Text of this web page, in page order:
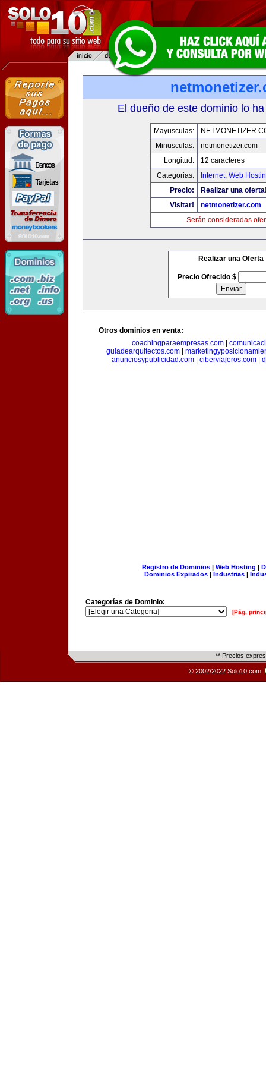
El dueño de este dominio lo
Mayusculas:
Minusculas:
netmonetizer.com
Longitud:
12 caracteres
Categorias:
Internet, Web
Precio:
Realizar una
Visitar!
netmonetizer.com
Serán consideradas
Realizar una Oferta
Precio Ofrecido $
Otros dominios en venta:
coachingparaempresas.com|
guiadearquitectos.com
anunciosypublicidad.com| ciberviajeros.com|
Registro de Dominios| Web Hosting |
Dominios Expirados | Industrias |
Categorías de Dominio:
[Pág.
** Precios
© 2002/2022 Solo10.com